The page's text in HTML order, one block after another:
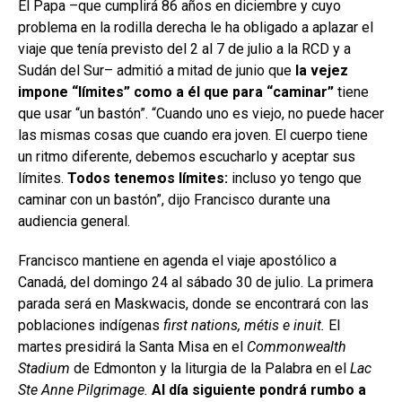
El Papa –que cumplirá 86 años en diciembre y cuyo
problema en la rodilla derecha le ha obligado a aplazar el
viaje que tenía previsto del 2 al 7 de julio a la RCD y a
Sudán del Sur– admitió a mitad de junio que la vejez
impone “límites” como a él que para “caminar” tiene
que usar “un bastón”. “Cuando uno es viejo, no puede hacer
las mismas cosas que cuando era joven. El cuerpo tiene
un ritmo diferente, debemos escucharlo y aceptar sus
límites. Todos tenemos límites: incluso yo tengo que
caminar con un bastón”, dijo Francisco durante una
audiencia general.
Francisco mantiene en agenda el viaje apostólico a
Canadá, del domingo 24 al sábado 30 de julio. La primera
parada será en Maskwacis, donde se encontrará con las
poblaciones indígenas first nations, métis e inuit. El
martes presidirá la Santa Misa en el Commonwealth
Stadium de Edmonton y la liturgia de la Palabra en el Lac
Ste Anne Pilgrimage. Al día siguiente pondrá rumbo a